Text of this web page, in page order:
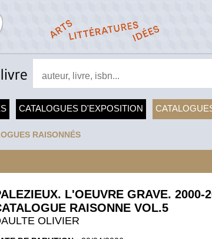
CATALOGUES D'EXPOSITION
RAISONNÉS
L'OEUVRE GRAVE. 2000-
RAISONNE VOL.5
OLIVIER